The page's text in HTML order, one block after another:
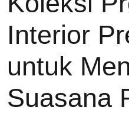
Interior
untuk
Suasana